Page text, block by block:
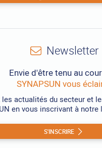
Newsletter
Envie d'être tenu au
SYNAPSUN vous
les actualités du secteur et
en vous inscrivant à
S'INSCRIRE